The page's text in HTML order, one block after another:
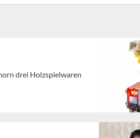
drei Holzspielwaren